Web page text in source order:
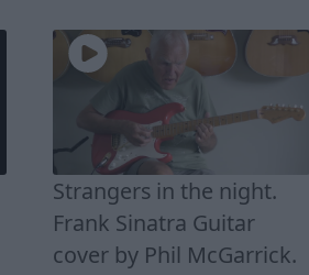
Strangers in the night.
Frank Sinatra Guitar
cover by Phil McGarrick.